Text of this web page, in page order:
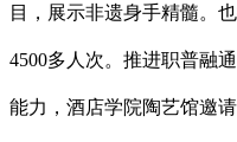
目，展示非遗身手精髓。
4500多人次。推进职普融
能力，酒店学院陶艺馆邀